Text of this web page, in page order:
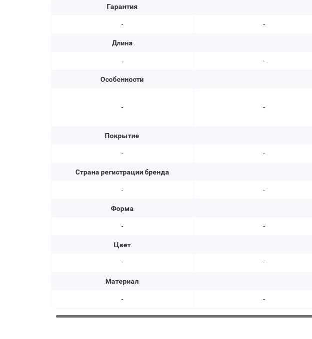
Гарантия
-
Длина
-
Особенности
-
Покрытие
-
Страна регистрации бренда
-
Форма
-
Цвет
-
Материал
-
-
-
-
-
-
-
-
-